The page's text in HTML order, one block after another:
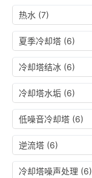
热水 (7)
夏季冷却塔 (6)
冷却塔结冰 (6)
冷却塔水垢 (6)
低噪音冷却塔 (6)
逆流塔 (6)
冷却塔噪声处理 (6)